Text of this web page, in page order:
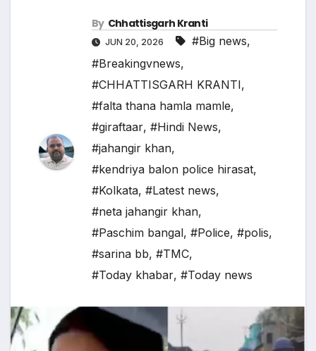
By Chhattisgarh Kranti
JUN 20, 2026 #Big news,
#Breakingvnews,
#CHHATTISGARH KRANTI,
#falta thana hamla mamle,
#giraftaar, #Hindi News,
#jahangir khan,
#kendriya balon police hirasat,
#Kolkata, #Latest news,
#neta jahangir khan,
#Paschim bangal, #Police, #polis,
#sarina bb, #TMC,
#Today khabar, #Today news